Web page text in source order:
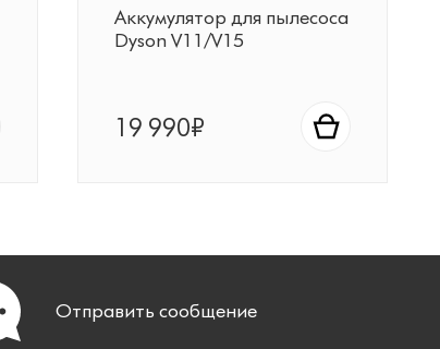
Аккумулятор для пылесоса
Dyson V11/V15
19 990₽
Отправить сообщение